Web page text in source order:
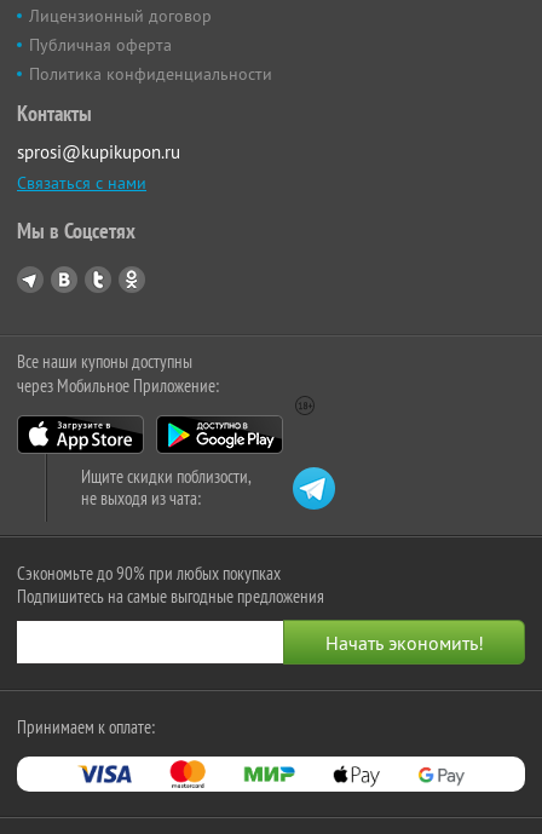
Лицензионный договор
Публичная оферта
Политика конфиденциальности
Контакты
sprosi@kupikupon.ru
Связаться с нами
Мы в Соцсетях
Все наши купоны доступны
через Мобильное Приложение:
Ищите скидки поблизости,
не выходя из чата:
Сэкономьте до 90% при любых покупках
Подпишитесь на самые выгодные предложения
Принимаем к оплате: